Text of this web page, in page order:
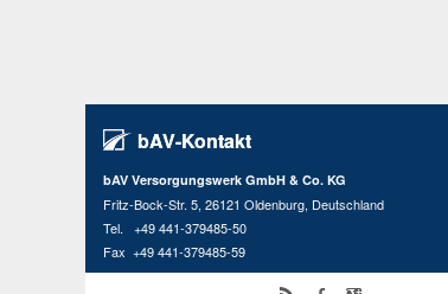
bAV-Kontakt
bAV Versorgungswerk GmbH & Co. KG
Fritz-Bock-Str. 5, 26121 Oldenburg, Deutschland
Tel. +49 441-379485-50
Fax +49 441-379485-59